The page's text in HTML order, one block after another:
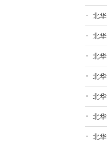
北
北
北
北
北
北
北